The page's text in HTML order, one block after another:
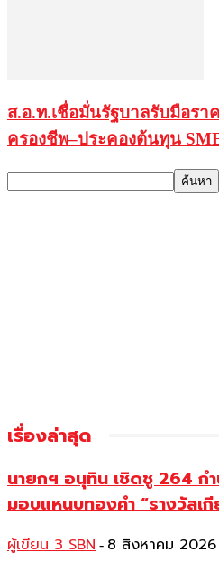
ส.อ.ท.เชื่อมั่นรัฐบาลรับมือร
ครองชีพ–ประคองต้นทุน
เรื่องล่าสุด
นายกฯ อนุทิน เชิดชู 264 ก
มอบแหนบทองคำ “รางวัลเ
ผู้เขียน 3 SBN - 8 สิงหาคม 2026